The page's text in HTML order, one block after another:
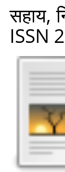
सहाय,
ISSN